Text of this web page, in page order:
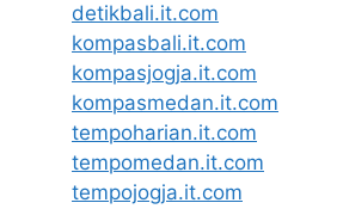
detikbali.it.com
kompasbali.it.com
kompasjogja.it.com
kompasmedan.it.com
tempoharian.it.com
tempomedan.it.com
tempojogja.it.com